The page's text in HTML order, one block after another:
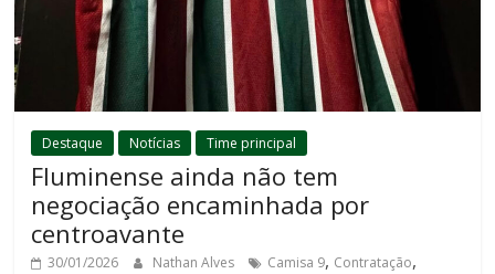
Destaque Notícias Time principal
Fluminense ainda não tem
negociação encaminhada por
centroavante
30/01/2026 Nathan Alves Camisa 9, Contratação,